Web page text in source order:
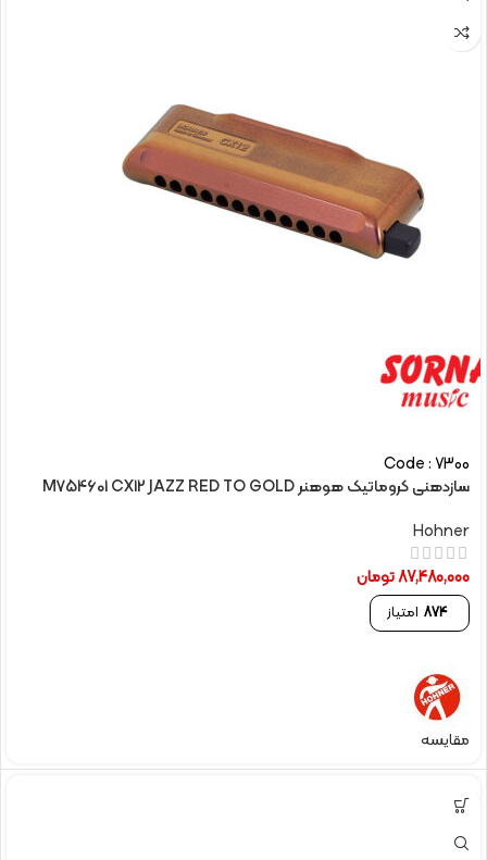
Code : 7300
سازدهنی کروماتیک هوهنر M754601 CX12 JAZZ RED TO GOLD
Hohner
87,480,000تومان
874 امتیاز
مقایسه